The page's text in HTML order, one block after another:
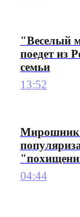
"Веселый
поедет из
семьи
13:52
Мирошник
04:44